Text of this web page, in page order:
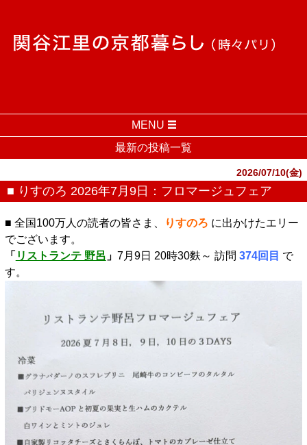
MENU
最新の投稿一覧
2026/07/10(金)
■ りすのろ 2026年7月9日：フロマージュフェア
■ 全国100万人の読者の皆さま、 りすのろ に出かけたエリー
でございます。
「 リストランテ 野呂 」 7月9日 20時30麩～ 訪問 374回目 で
す。